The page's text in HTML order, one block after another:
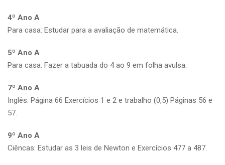
4º Ano A
Para casa: Estudar para a avaliação de matemática.
5º Ano A
Para casa: Fazer a tabuada do 4 ao 9 em folha avulsa.
7º Ano A
Inglês: Página 66 Exercícios 1 e 2 e trabalho (0,5) Páginas 56 e
57.
9º Ano A
Ciêncas: Estudar as 3 leis de Newton e Exercícios 477 a 487.